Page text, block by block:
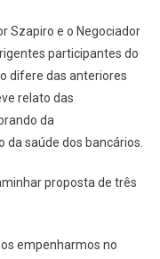
Szapiro e o Negociador
participantes do
difere das anteriores
relato das
da
da saúde dos bancários.
proposta de três
empenharmos no